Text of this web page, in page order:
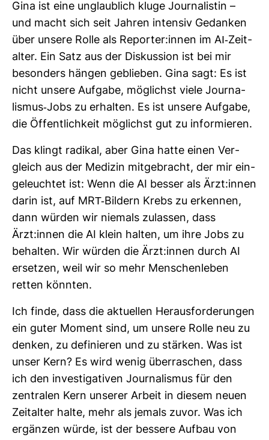
Gina ist eine unglaub­lich kluge Jour­na­listin –
und macht sich seit Jahren intensiv Gedanken
über unsere Rolle als Reporter:innen im AI-​Zeit­
alter. Ein Satz aus der Dis­kus­sion ist bei mir
beson­ders hängen geblieben. Gina sagt: Es ist
nicht unsere Auf­gabe, mög­lichst viele Jour­na­
lismus-​Jobs zu erhalten. Es ist unsere Auf­gabe,
die Öffent­lich­keit mög­lichst gut zu infor­mieren.
Das klingt radikal, aber Gina hatte einen Ver­
gleich aus der Medizin mit­ge­bracht, der mir ein­
ge­leuchtet ist: Wenn die AI besser als Ärzt:innen
darin ist, auf MRT-​Bil­dern Krebs zu erkennen,
dann würden wir nie­mals zulassen, dass
Ärzt:innen die AI klein halten, um ihre Jobs zu
behalten. Wir würden die Ärzt:innen durch AI
ersetzen, weil wir so mehr Men­schen­leben
retten könnten.
Ich finde, dass die aktu­ellen Her­aus­for­de­rungen
ein guter Moment sind, um unsere Rolle neu zu
denken, zu defi­nieren und zu stärken. Was ist
unser Kern? Es wird wenig über­ra­schen, dass
ich den inves­ti­ga­tiven Jour­na­lismus für den
zen­tralen Kern unserer Arbeit in diesem neuen
Zeit­alter halte, mehr als jemals zuvor. Was ich
ergänzen würde, ist der bes­sere Aufbau von